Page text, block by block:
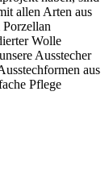
allen Arten aus
Porzellan
Wolle
Ausstecher
aus
Pflege